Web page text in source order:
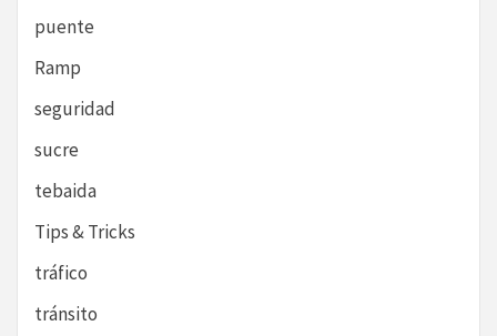
puente
Ramp
seguridad
sucre
tebaida
Tips & Tricks
tráfico
tránsito